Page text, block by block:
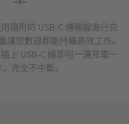
隨附的 USB-C 傳輸線進行充
讓您數週都能持續高效工作。
上 USB-C 線即可一邊充電一
完全不中斷。